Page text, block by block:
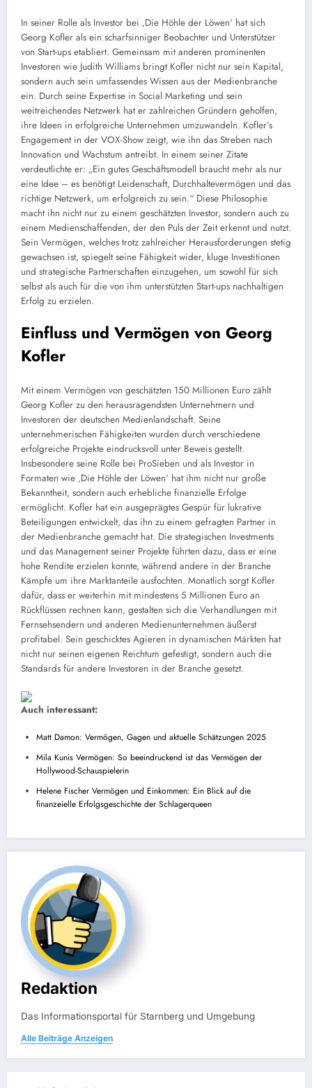
In seiner Rolle als Investor bei ‚Die Höhle der Löwen‘ hat sich
Georg Kofler als ein scharfsinniger Beobachter und Unterstützer
von Start-ups etabliert. Gemeinsam mit anderen prominenten
Investoren wie Judith Williams bringt Kofler nicht nur sein Kapital,
sondern auch sein umfassendes Wissen aus der Medienbranche
ein. Durch seine Expertise in Social Marketing und sein
weitreichendes Netzwerk hat er zahlreichen Gründern geholfen,
ihre Ideen in erfolgreiche Unternehmen umzuwandeln. Kofler’s
Engagement in der VOX-Show zeigt, wie ihn das Streben nach
Innovation und Wachstum antreibt. In einem seiner Zitate
verdeutlichte er: „Ein gutes Geschäftsmodell braucht mehr als nur
eine Idee – es benötigt Leidenschaft, Durchhaltevermögen und das
richtige Netzwerk, um erfolgreich zu sein.“ Diese Philosophie
macht ihn nicht nur zu einem geschätzten Investor, sondern auch zu
einem Medienschaffenden, der den Puls der Zeit erkennt und nutzt.
Sein Vermögen, welches trotz zahlreicher Herausforderungen stetig
gewachsen ist, spiegelt seine Fähigkeit wider, kluge Investitionen
und strategische Partnerschaften einzugehen, um sowohl für sich
selbst als auch für die von ihm unterstützten Start-ups nachhaltigen
Erfolg zu erzielen.
Einfluss und Vermögen von Georg
Kofler
Mit einem Vermögen von geschätzten 150 Millionen Euro zählt
Georg Kofler zu den herausragendsten Unternehmern und
Investoren der deutschen Medienlandschaft. Seine
unternehmerischen Fähigkeiten wurden durch verschiedene
erfolgreiche Projekte eindrucksvoll unter Beweis gestellt.
Insbesondere seine Rolle bei ProSieben und als Investor in
Formaten wie ‚Die Höhle der Löwen‘ hat ihm nicht nur große
Bekanntheit, sondern auch erhebliche finanzielle Erfolge
ermöglicht. Kofler hat ein ausgeprägtes Gespür für lukrative
Beteiligungen entwickelt, das ihn zu einem gefragten Partner in
der Medienbranche gemacht hat. Die strategischen Investments
und das Management seiner Projekte führten dazu, dass er eine
hohe Rendite erzielen konnte, während andere in der Branche
Kämpfe um ihre Marktanteile ausfochten. Monatlich sorgt Kofler
dafür, dass er weiterhin mit mindestens 5 Millionen Euro an
Rückflüssen rechnen kann, gestalten sich die Verhandlungen mit
Fernsehsendern und anderen Medienunternehmen äußerst
profitabel. Sein geschicktes Agieren in dynamischen Märkten hat
nicht nur seinen eigenen Reichtum gefestigt, sondern auch die
Standards für andere Investoren in der Branche gesetzt.
Auch interessant:
Matt Damon: Vermögen, Gagen und aktuelle Schätzungen 2025
Mila Kunis Vermögen: So beeindruckend ist das Vermögen der
Hollywood-Schauspielerin
Helene Fischer Vermögen und Einkommen: Ein Blick auf die
finanzeielle Erfolgsgeschichte der Schlagerqueen
Redaktion
Das Informationsportal für Starnberg und Umgebung
Alle Beiträge Anzeigen